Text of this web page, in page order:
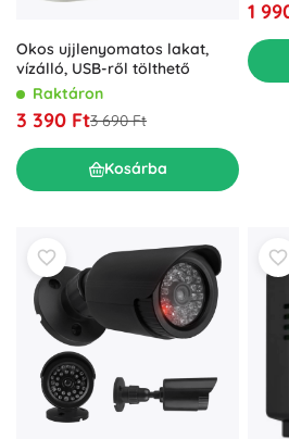
Okos ujjlenyomatos lakat,
vízálló, USB-ről tölthető
Raktáron
3 390 Ft3 690 Ft
Kosárba
1